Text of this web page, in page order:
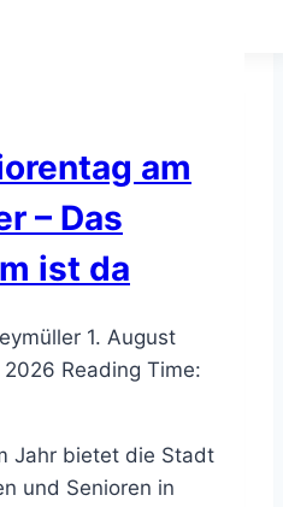
am
– Das
ist da
1. August
2026 Reading Time:
Jahr bietet die Stadt
und Senioren in